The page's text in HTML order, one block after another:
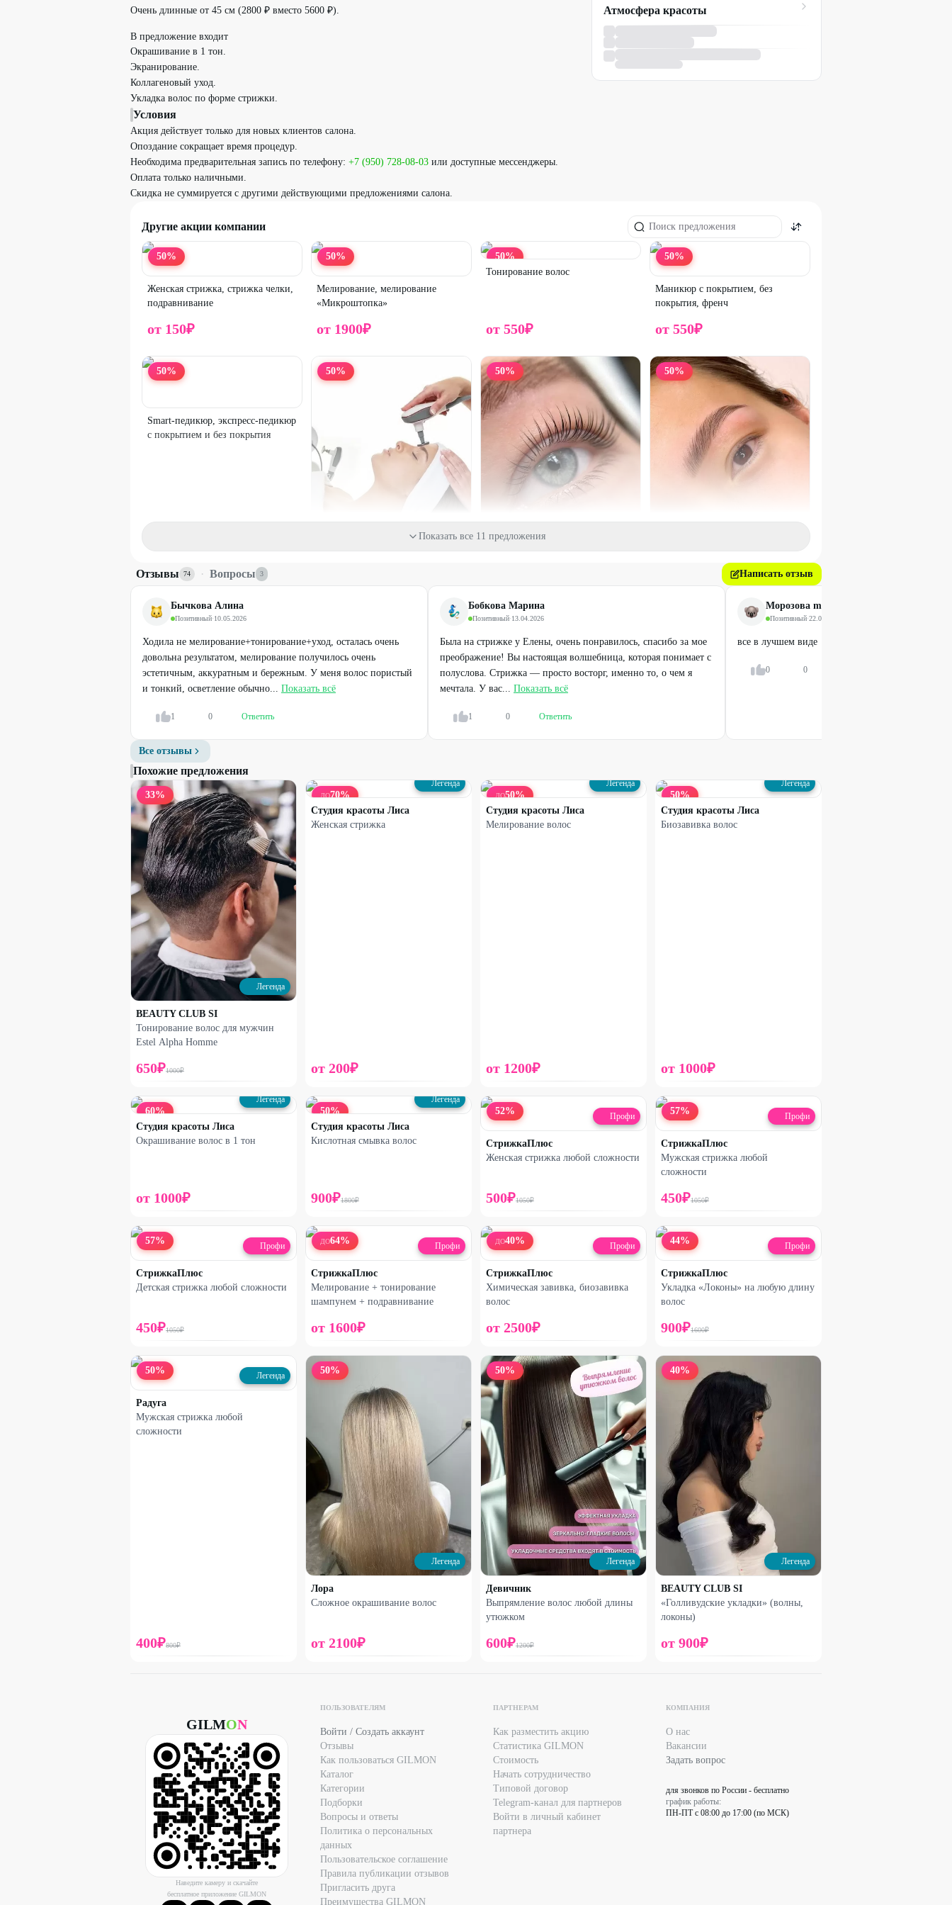
Очень длинные от 45 см (2800 ₽ вместо 5600 ₽).
В предложение входит
Окрашивание в 1 тон.
Экранирование.
Коллагеновый уход.
Укладка волос по форме стрижки.
Условия
Акция действует только для новых клиентов салона.
Опоздание сокращает время процедур.
Необходима предварительная запись по телефону: +7 (950) 728-08-03 или доступные мессенджеры.
Оплата только наличными.
Скидка не суммируется с другими действующими предложениями салона.
Атмосфера красоты
Другие акции компании
50%
Женская стрижка, стрижка челки,
подравнивание
от 150₽
50%
Мелирование, мелирование
«Микроштопка»
от 1900₽
50%
Тонирование волос
от 550₽
50%
Маникюр с покрытием, без
покрытия, френч
от 550₽
50%
Smart-педикюр, экспресс-педикюр
с покрытием и без покрытия
от 600₽
50% 50%
950₽
50%
Ламинирование бровей +
Оформление бровей +
окрашивание
600₽1200₽
Показать все 11 предложения
Отзывы 74 · Вопросы 3 Написать отзыв
Бычкова Алина
Позитивный·10.05.2026
Ходила не мелирование+тонирование+уход, осталась очень
довольна результатом, мелирование получилось очень
эстетичным, аккуратным и бережным. У меня волос пористый
и тонкий, осветление обычно... Показать всё
1 0 Ответить
Бобкова Марина
Позитивный·13.04.2026
Была на стрижке у Елены, очень понравилось, спасибо за мое
преображение! Вы настоящая волшебница, которая понимает с
полуслова. Стрижка — просто восторг, именно то, о чем я
мечтала. У вас... Показать всё
1 0 Ответить
Морозова ms.tanyamorozova
Позитивный·22.02.2026
все в лучшем виде
0 0
Все отзывы
Похожие предложения
33%
Легенда
BEAUTY CLUB SI
Тонирование волос для мужчин
Estel Alpha Homme
650₽1000₽
ДО70%
Легенда
Студия красоты Лиса
Женская стрижка
от 200₽
ДО50%
Легенда
Студия красоты Лиса
Мелирование волос
от 1200₽
50%
Легенда
Студия красоты Лиса
Биозавивка волос
от 1000₽
60%
Легенда
Студия красоты Лиса
Окрашивание волос в 1 тон
от 1000₽
50%
Легенда
Студия красоты Лиса
Кислотная смывка волос
900₽1800₽
52% Профи
СтрижкаПлюс
Женская стрижка любой сложности
500₽1050₽
57% Профи
СтрижкаПлюс
Мужская стрижка любой
сложности
450₽1050₽
57% Профи
СтрижкаПлюс
Детская стрижка любой сложности
450₽1050₽
ДО64% Профи
СтрижкаПлюс
Мелирование + тонирование
шампунем + подравнивание
от 1600₽
ДО40% Профи
СтрижкаПлюс
Химическая завивка, биозавивка
волос
от 2500₽
44% Профи
СтрижкаПлюс
Укладка «Локоны» на любую длину
волос
900₽1600₽
50% Легенда
Радуга
Мужская стрижка любой
сложности
400₽800₽
50%
Легенда
Лора
Сложное окрашивание волос
от 2100₽
50%
Легенда
Девичник
Выпрямление волос любой длины
утюжком
600₽1200₽
40%
Легенда
BEAUTY CLUB SI
«Голливудские укладки» (волны,
локоны)
от 900₽
GILMON
Наведите камеру и скачайте
бесплатное приложение GILMON
ПОЛЬЗОВАТЕЛЯМ
Войти / Создать аккаунт
Отзывы
Как пользоваться GILMON
Каталог
Категории
Подборки
Вопросы и ответы
Политика о персональных
данных
Пользовательское соглашение
Правила публикации отзывов
Пригласить друга
Преимущества GILMON
ПАРТНЕРАМ
Как разместить акцию
Статистика GILMON
Стоимость
Начать сотрудничество
Типовой договор
Telegram-канал для партнеров
Войти в личный кабинет
партнера
КОМПАНИЯ
О нас
Вакансии
Задать вопрос
для звонков по России - бесплатно
график работы:
ПН-ПТ с 08:00 до 17:00 (по МСК)